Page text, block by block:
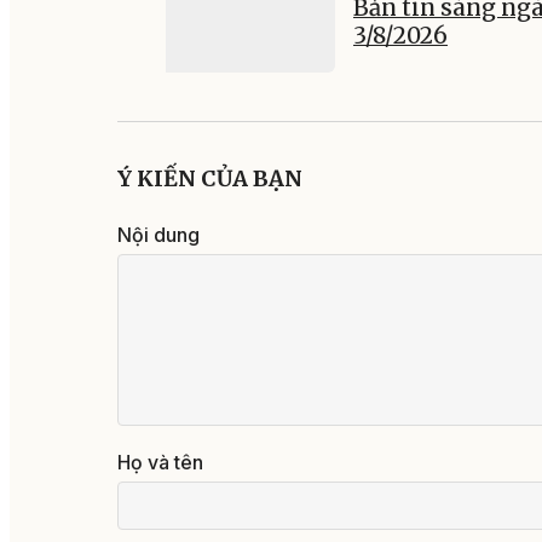
Bản tin sáng
3/8/2026
Ý KIẾN CỦA BẠN
Nội dung
Họ và tên